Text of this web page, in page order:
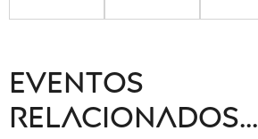
Eventos
relacionados...